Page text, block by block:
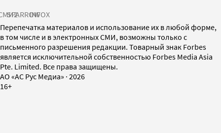
SPARROWINFOX
Перепечатка материалов и использование их в любой форме,
в том числе и в электронных СМИ, возможны только с
письменного разрешения редакции. Товарный знак Forbes
является исключительной собственностью Forbes Media Asia
Pte. Limited. Все права защищены.
AO «АС Рус Медиа» · 2026
16+